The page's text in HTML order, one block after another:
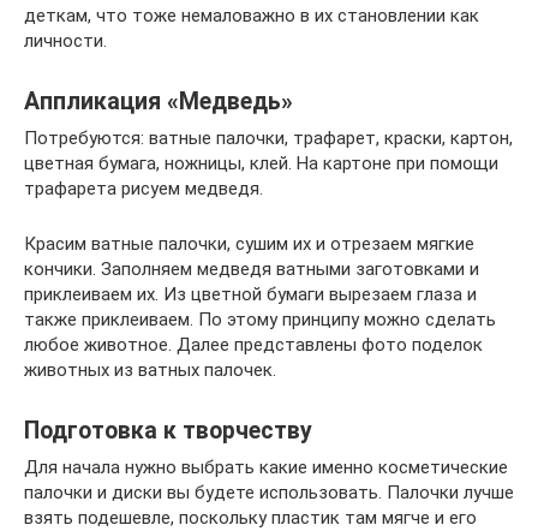
деткам, что тоже немаловажно в их становлении как
личности.
Аппликация «Медведь»
Потребуются: ватные палочки, трафарет, краски, картон,
цветная бумага, ножницы, клей. На картоне при помощи
трафарета рисуем медведя.
Красим ватные палочки, сушим их и отрезаем мягкие
кончики. Заполняем медведя ватными заготовками и
приклеиваем их. Из цветной бумаги вырезаем глаза и
также приклеиваем. По этому принципу можно сделать
любое животное. Далее представлены фото поделок
животных из ватных палочек.
Подготовка к творчеству
Для начала нужно выбрать какие именно косметические
палочки и диски вы будете использовать. Палочки лучше
взять подешевле, поскольку пластик там мягче и его